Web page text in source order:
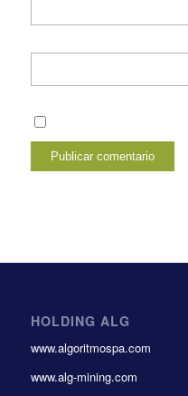
HOLDING ALG
www.algoritmospa.com
www.alg-mining.com